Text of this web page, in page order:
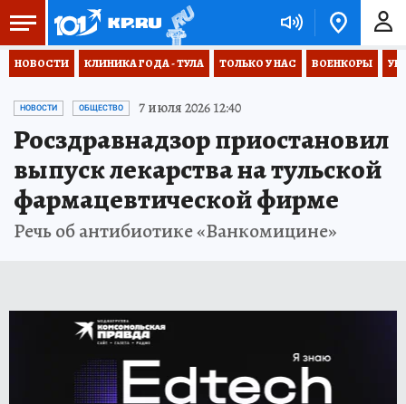
НОВОСТИ КЛИНИКА ГОДА - ТУЛА ТОЛЬКО У НАС ВОЕНКОРЫ
НОВОСТИ ОБЩЕСТВО 7 июля 2026 12:40
Росздравнадзор приостановил
выпуск лекарства на тульской
фармацевтической фирме
Речь об антибиотике «Ванкомицине»